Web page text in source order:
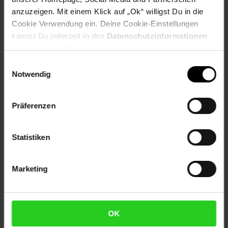
anzuzeigen. Mit einem Klick auf „Ok“ willigst Du in die
Cookie Verwendung ein. Deine Cookie-Einstellungen
kannst Du jederzeit in den Datenschutzinformationen
Notwendig
Präferenzen
Statistiken
Marketing
OK
Artikel gehört zur Kategorie:
Netto Reisen TV-Shop Weinwelt